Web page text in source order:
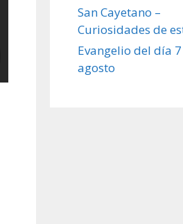
San Cayetano –
Curiosidades de
Evangelio del día
agosto